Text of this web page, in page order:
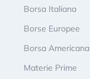
Borsa Italiana
Borse Europee
Borsa Americana
Materie Prime